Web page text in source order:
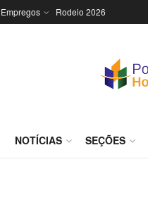
Empregos Rodeio 2026
NOTÍCIAS SEÇÕES